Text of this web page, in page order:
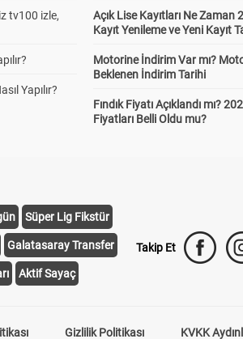
tv100 izle,
Yapılır?
Açık Lise Kayıtları Ne
Kayıt Yenileme ve Yeni Kayıt
Motorine İndirim Var mı?
Beklenen İndirim Tarihi
Fındık Fiyatı Açıklandı mı?
Fiyatları Belli Oldu mu?
Süper Lig Fikstür
Galatasaray Transfer
Aktif Sayaç
Takip Et
Gizlilik Politikası KVKK